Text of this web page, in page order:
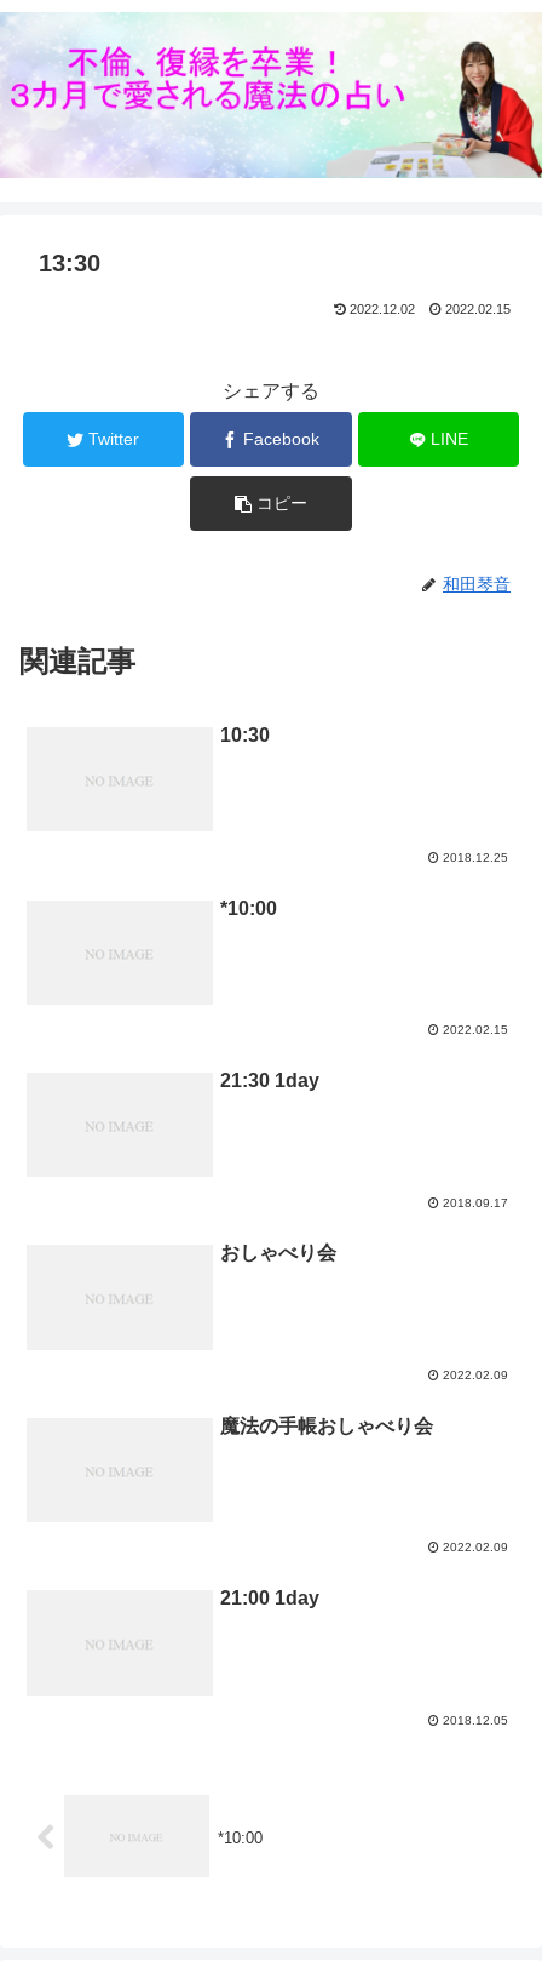
13:30
2022.12.02 2022.02.15
シェアする
Twitter Facebook LINE
コピー
和田琴音
関連記事
10:30
2018.12.25
*10:00
2022.02.15
21:30 1day
2018.09.17
おしゃべり会
2022.02.09
魔法の手帳おしゃべり会
2022.02.09
21:00 1day
2018.12.05
*10:00